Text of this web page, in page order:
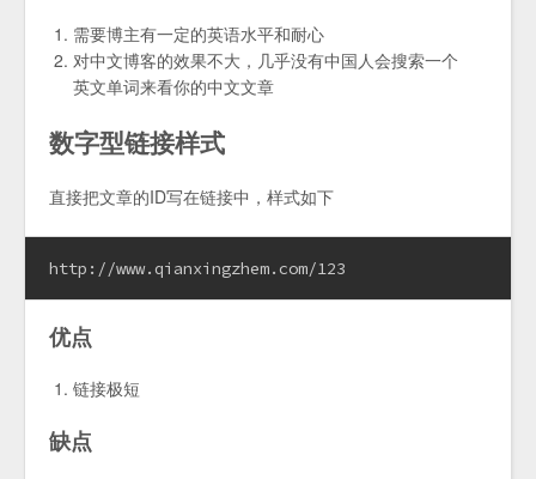
需要博主有一定的英语水平和耐心
对中文博客的效果不大，几乎没有中国人会搜索一个
英文单词来看你的中文文章
数字型链接样式
直接把文章的ID写在链接中，样式如下
http://www.qianxingzhem.com/123
优点
链接极短
缺点